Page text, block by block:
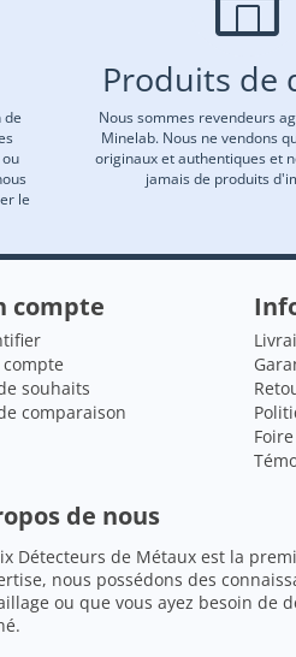
de
le
Produits de
Nous sommes revendeurs
Minelab. Nous ne vendons
originaux et authentiques et
jamais de produits
compte
souhaits
comparaison
de nous
Détecteurs de Métaux est la
nous possédons des
ou que vous ayez besoin de